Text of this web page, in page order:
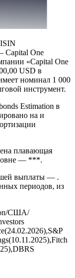
Capital One
«Capital One
USD в
номинал 1 000
инструмент.
Estimation в
на и
плавающая
— ***.
выплаты — .
периодов, из
США/